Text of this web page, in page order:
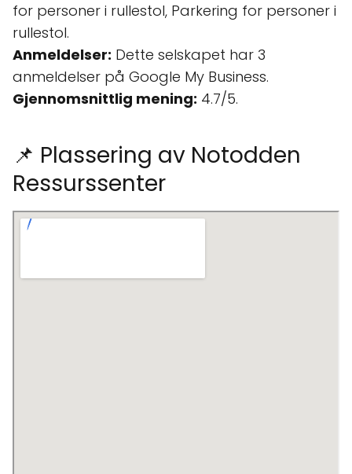
for personer i rullestol, Parkering for personer i
rullestol.
Anmeldelser: Dette selskapet har 3
anmeldelser på Google My Business.
Gjennomsnittlig mening: 4.7/5.
📌 Plassering av Notodden
Ressurssenter